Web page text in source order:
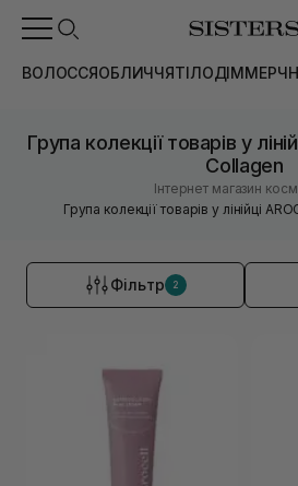
ВОЛОССЯОБЛИЧЧЯТІЛОДІММЕРЧ
Група колекції товарів у
Collagen
Інтернет магазин
Група колекції товарів у лінійці
Фільтр 2